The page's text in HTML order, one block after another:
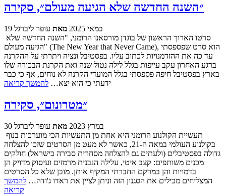
״השנה החדשה שלא הגיעה מעולם״, סקירה
19 במאי 2025 מאת עופר ליברגל
הגיעה מעולם" (The New Year that Never Came), הוא סרט שפספסתי
עד כה את ההזדמנויות לכתוב עליו. בפסטיבל ונציה ויתרתי על ההקרנה
ברגע האחרון עקב עייפות בגלל לילה נטול שנה ואת הקרנת הבכורה שלו
בארץ בפסטיבל חיפה פספסתי בגלל המועדי הקרנה לא נוחים, אף כי כבר
ידעתי כי הוא יצא… להמשך קריאה
״מטרונום״, סקירה
30 במרץ 2023 מאת עופר ליברגל
בקולנוע העולמי במאה ה-21, כאשר לא מעט מן הסרטים שזכו להצלחה
גדולה בפסטיבלים (ולעתים גם להצלחה מסחרית סבירה בישראל) חולקים
מכנים משותפים: קצב איטי, עלילה הנבנית מרמזים ועיסוק מדויק הן
בדמויות והן במרקם החברתי המקיף אותן. מובן שלא כל הסרטים
המצליחים מכילים את הסגנון הזה וניתן לציין את ראדו ג'ודה… להמשך
קריאה